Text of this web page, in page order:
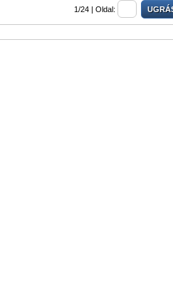
1/24 | Oldal: